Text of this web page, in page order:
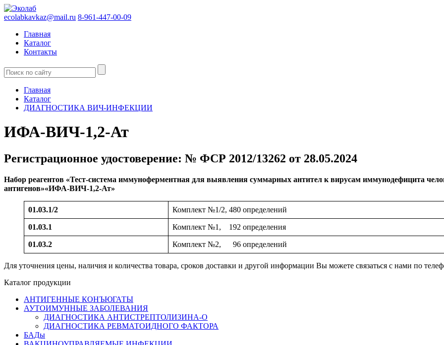
ecolabkavkaz@mail.ru 8-961-447-00-09
Главная
Каталог
Контакты
Главная
Каталог
ДИАГНОСТИКА ВИЧ-ИНФЕКЦИИ
ИФА-ВИЧ-1,2-Ат
Регистрационное удостоверение: № ФСР 2012/13262 от 28.05.2024
Набор реагентов «Тест-система иммуноферментная для выявления суммарных антител к вирусам иммунодефицита
антигенов»«ИФА-ВИЧ-1,2-Ат»
01.03.1/2 Комплект №1/2, 480 определений
01.03.1 Комплект №1, 192 определения
01.03.2 Комплект №2, 96 определений
Для уточнения цены, наличия и количества товара, сроков доставки и другой информации Вы можете связаться с нами по
Каталог продукции
АНТИГЕННЫЕ КОНЪЮГАТЫ
АУТОИМУННЫЕ ЗАБОЛЕВАНИЯ
ДИАГНОСТИКА АНТИСТРЕПТОЛИЗИНА-О
ДИАГНОСТИКА РЕВМАТОИДНОГО ФАКТОРА
БАДы